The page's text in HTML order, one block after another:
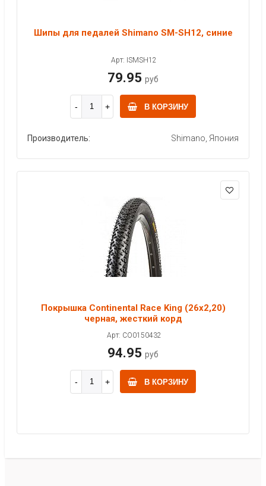
Шипы для педалей Shimano SM-SH12, синие
Арт: ISMSH12
79.95 руб
В КОРЗИНУ
Производитель: Shimano, Япония
Покрышка Continental Race King (26x2,20)
черная, жесткий корд
Арт: CO0150432
94.95 руб
В КОРЗИНУ